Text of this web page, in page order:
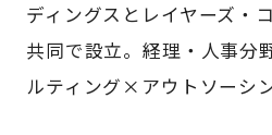
ディングスとレイヤーズ・
共同で設立。経理・人事分
ルティング×アウトソーシ